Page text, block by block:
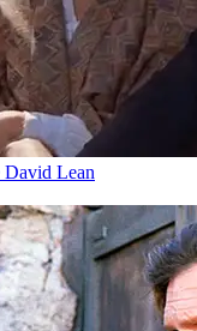
David Lean